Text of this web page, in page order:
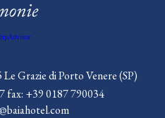
Grazie di Porto Venere (SP)
fax: +39 0187 790034